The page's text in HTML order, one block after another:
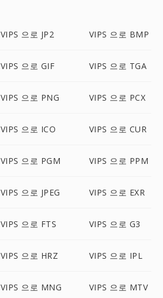
VIPS 으로 JP2 VIPS 으로 BMP
VIPS 으로 GIF VIPS 으로 TGA
VIPS 으로 PNG VIPS 으로 PCX
VIPS 으로 ICO VIPS 으로 CUR
VIPS 으로 PGM VIPS 으로 PPM
VIPS 으로 JPEG VIPS 으로 EXR
VIPS 으로 FTS VIPS 으로 G3
VIPS 으로 HRZ VIPS 으로 IPL
VIPS 으로 MNG VIPS 으로 MTV